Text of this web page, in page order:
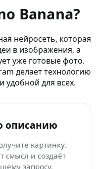
графика для ai студия
фото с AI в в вашей
AI — всё, что нужно
— стабильный
Banana?
нейросеть, которая
в изображения, а
уже готовые фото.
делает технологию
удобной для всех.
описанию
картинку.
смысл и создаёт
запросу.